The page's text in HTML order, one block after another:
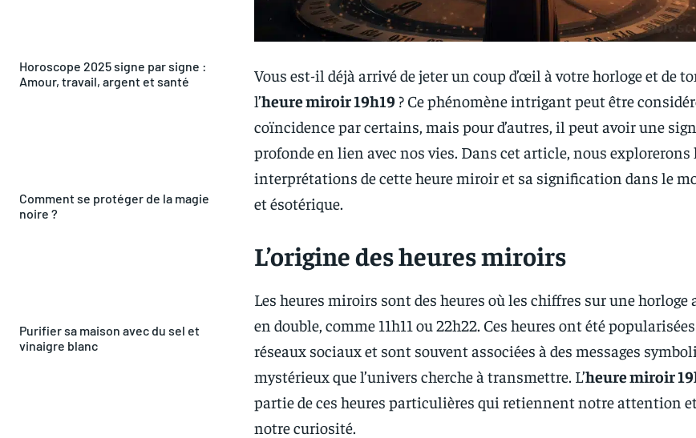
Horoscope 2025 signe par signe :
Amour, travail, argent et santé
Comment se protéger de la magie
noire ?
Purifier sa maison avec du sel et
vinaigre blanc
Vous est-il déjà arrivé de jeter un coup d’œil à votre horloge et de
l’heure miroir 19h19 ? Ce phénomène intrigant peut être
coïncidence par certains, mais pour d’autres, il peut avoir une
profonde en lien avec nos vies. Dans cet article, nous explorerons
interprétations de cette heure miroir et sa signification dans le
et ésotérique.
L’origine des heures miroirs
Les heures miroirs sont des heures où les chiffres sur une
en double, comme 11h11 ou 22h22. Ces heures ont été
réseaux sociaux et sont souvent associées à des messages
mystérieux que l’univers cherche à transmettre. L’heure miroir
partie de ces heures particulières qui retiennent notre attention
notre curiosité.